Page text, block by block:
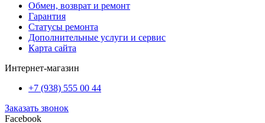
Обмен, возврат и ремонт
Гарантия
Статусы ремонта
Дополнительные услуги и сервис
Карта сайта
Интернет-магазин
+7 (938) 555 00 44
Заказать звонок
Facebook